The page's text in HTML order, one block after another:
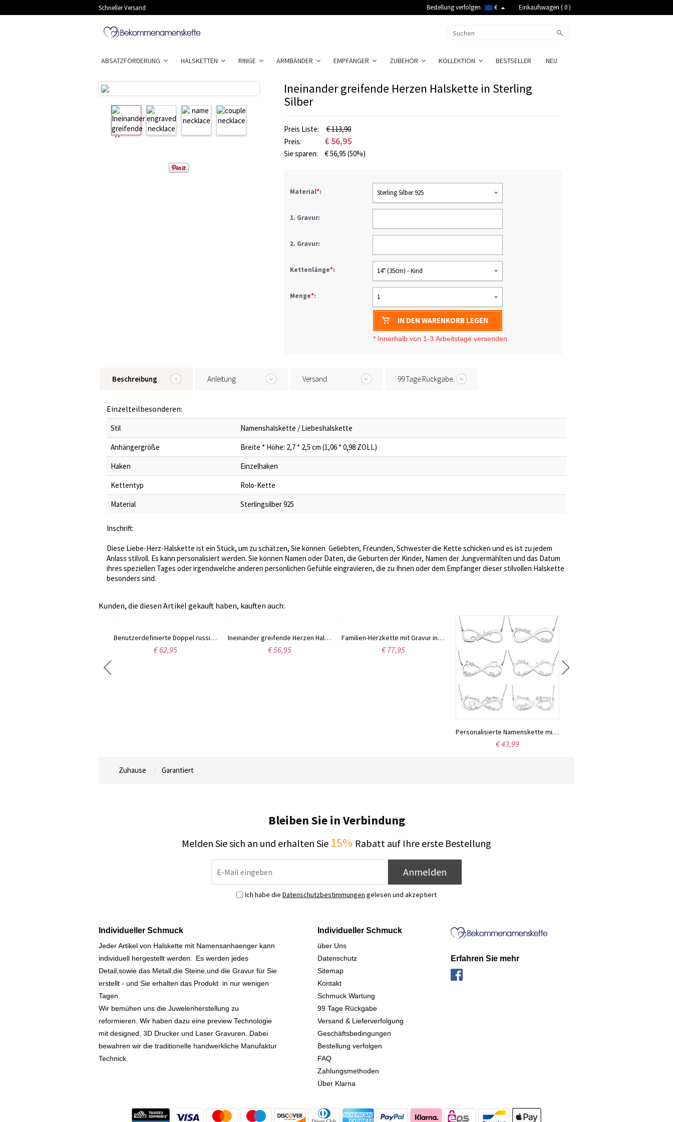
Schneller Versand Bestellung verfolgen € Einkaufswagen (0)
ABSATZFÖRDERUNG HALSKETTEN RINGE ARMBÄNDER EMPFÄNGER ZUBEHÖR KOLLEKTION BESTSELLER NEU
Ineinander greifende Herzen Halskette in Sterling
Silber
Preis Liste:
€ 113,90
Preis:
€ 56,95
Sie sparen: €56,95 (50%)
Material*: Sterling Silber 925
1. Gravur:
2. Gravur:
Kettenlänge*: 14" (35cm) - Kind
Menge*: 1
IN DEN WARENKORB LEGEN
* Innerhalb von 1-3 Arbeitstage versenden
Beschreibung Anleitung Versand 99 Tage Rückgabe
Einzelteilbesonderen:
Stil
Namenshalskette / Liebeshalskette
Anhängergröße
Breite * Höhe: 2,7 * 2,5 cm (1,06 * 0,98 ZOLL)
Haken
Einzelhaken
Kettentyp
Rolo-Kette
Material
Sterlingsilber 925
Inschrift:
Diese Liebe-Herz-Halskette ist ein Stück, um zu schätzen, Sie können Geliebten, Freunden, Schwester die Kette schicken und es ist zu jedem
Anlass stilvoll. Es kann personalisiert werden. Sie können Namen oder Daten, die Geburten der Kinder, Namen der Jungvermählten und das Datum
ihres speziellen Tages oder irgendwelche anderen persönlichen Gefühle eingravieren, die zu Ihnen oder dem Empfänger dieser stilvollen Halskette
besonders sind.
Kunden, die diesen Artikel gekauft haben, kauften auch:
Benutzerdefinierte Doppel russische Ring Halskette in Sterling Silber
€ 62,95
Ineinander greifende Herzen Halskette in 18K Rosegold
€ 56,95
Familien-Herzkette mit Gravur in Sterlingsilber
€ 77,95
Personalisierte Namenskette mit Infinity in Sterling Silber
€ 43,99
Zuhause Garantiert
Bleiben Sie in Verbindung
Melden Sie sich an und erhalten Sie 15% Rabatt auf Ihre erste Bestellung
Anmelden
Ich habe die Datenschutzbestimmungen gelesen und akzeptiert
Individueller Schmuck
Jeder Artikel von Halskette mit Namensanhaenger kann
individuell hergestellt werden.
Es werden jedes
Detail,sowie das Metall,die Steine,und die Gravur für Sie
erstellt - und Sie erhalten das Produkt in nur wenigen
Tagen.
Wir bemühen uns die Juwelenherstellung zu
reformieren. Wir haben dazu eine preview Technologie
mit designed, 3D Drucker und Laser Gravuren. Dabei
bewahren wir die traditionelle handwerkliche Manufaktur
Technick.
Individueller Schmuck
über Uns
Datenschutz
Sitemap
Kontakt
Schmuck Wartung
99 Tage Rückgabe
Versand & Lieferverfolgung
Geschäftsbedingungen
Bestellung verfolgen
FAQ
Zahlungsmethoden
Über Klarna
Erfahren Sie mehr